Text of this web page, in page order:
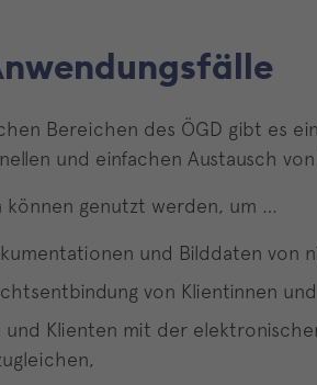
Bereichen des ÖGD gibt es
und einfachen Austausch
können genutzt werden, um …
und Bilddaten von
von Klientinnen
und Klienten mit der